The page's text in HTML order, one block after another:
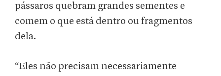
pássaros quebram grandes sementes e
comem o que está dentro ou fragmentos
dela.
“Eles não precisam necessariamente